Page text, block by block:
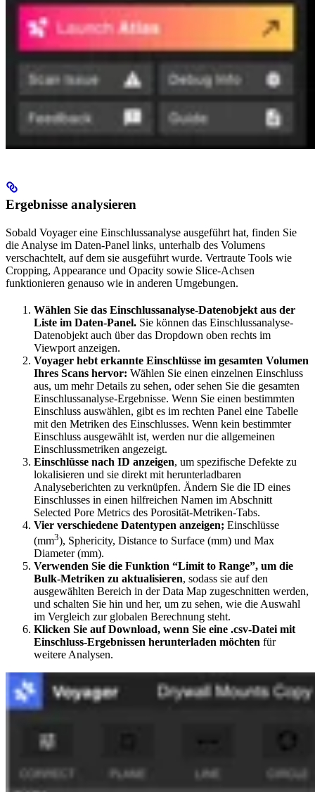
Ergebnisse analysieren
Sobald Voyager eine Einschlussanalyse ausgeführt hat, finden Sie
die Analyse im Daten-Panel links, unterhalb des Volumens
verschachtelt, auf dem sie ausgeführt wurde. Vertraute Tools wie
Cropping, Appearance und Opacity sowie Slice-Achsen
funktionieren genauso wie in anderen Umgebungen.
Wählen Sie das Einschlussanalyse-Datenobjekt aus der
Liste im Daten-Panel. Sie können das Einschlussanalyse-
Datenobjekt auch über das Dropdown oben rechts im
Viewport anzeigen.
Voyager hebt erkannte Einschlüsse im gesamten Volumen
Ihres Scans hervor: Wählen Sie einen einzelnen Einschluss
aus, um mehr Details zu sehen, oder sehen Sie die gesamten
Einschlussanalyse-Ergebnisse. Wenn Sie einen bestimmten
Einschluss auswählen, gibt es im rechten Panel eine Tabelle
mit den Metriken des Einschlusses. Wenn kein bestimmter
Einschluss ausgewählt ist, werden nur die allgemeinen
Einschlussmetriken angezeigt.
Einschlüsse nach ID anzeigen, um spezifische Defekte zu
lokalisieren und sie direkt mit herunterladbaren
Analyseberichten zu verknüpfen. Ändern Sie die ID eines
Einschlusses in einen hilfreichen Namen im Abschnitt
Selected Pore Metrics des Porosität-Metriken-Tabs.
Vier verschiedene Datentypen anzeigen; Einschlüsse
(mm3), Sphericity, Distance to Surface (mm) und Max
Diameter (mm).
Verwenden Sie die Funktion “Limit to Range”, um die
Bulk-Metriken zu aktualisieren, sodass sie auf den
ausgewählten Bereich in der Data Map zugeschnitten werden,
und schalten Sie hin und her, um zu sehen, wie die Auswahl
im Vergleich zur globalen Berechnung steht.
Klicken Sie auf Download, wenn Sie eine .csv-Datei mit
Einschluss-Ergebnissen herunterladen möchten für
weitere Analysen.